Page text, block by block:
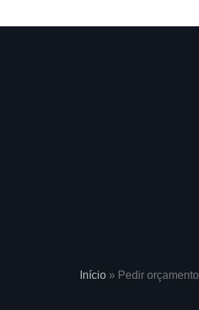
Início » Pedir orçamento